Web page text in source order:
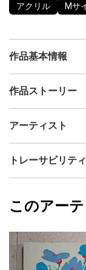
アクリル
Mサ
作品基本情報
出品者
制作年
カラー
ジャンル
配送目安
作品ストーリー
自由な感覚でお楽
画面環境によって
アーティスト
山口香
トレーサビリテ
山口香代子
このアー